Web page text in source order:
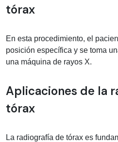
tórax
En esta procedimiento, el
posición específica y se toma
una máquina de rayos X.
Aplicaciones de la
tórax
La radiografía de tórax es